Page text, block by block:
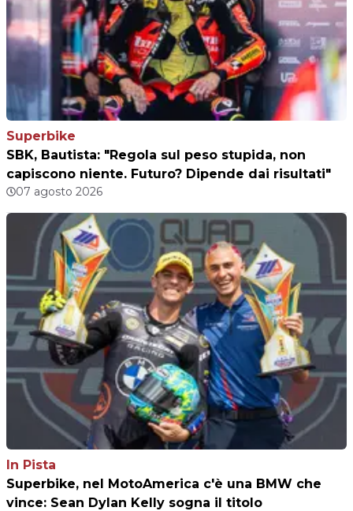
Superbike
SBK, Bautista: "Regola sul peso stupida, non
capiscono niente. Futuro? Dipende dai risultati"
07 agosto 2026
In Pista
Superbike, nel MotoAmerica c'è una BMW che
vince: Sean Dylan Kelly sogna il titolo